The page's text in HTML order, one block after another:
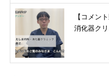
【コメン
消化器ク